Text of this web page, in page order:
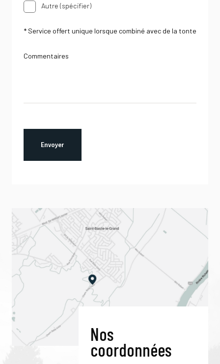
Autre (spécifier)
* Service offert unique lorsque combiné avec de la tonte
Nos
coordonnées